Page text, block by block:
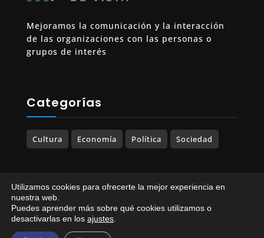
Mejoramos la comunicación y la interacción
de las organizaciones con las personas o
grupos de interés
Categorías
Cultura Economía Política Sociedad
© 2023-2025 PUNTOS DE VISTA. Todos los
derechos reservados.
Política de Privacidad
Utilizamos cookies para ofrecerte la mejor experiencia en
nuestra web.
Puedes aprender más sobre qué cookies utilizamos o
desactivarlas en los ajustes